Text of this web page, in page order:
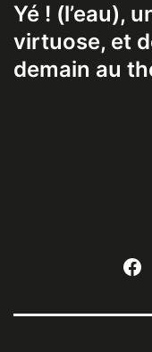
Yé ! (l’eau),
virtuose, et
demain au